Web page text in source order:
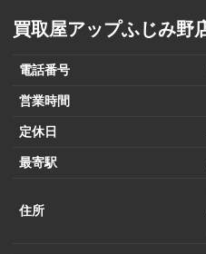
買取屋アップふじみ野
電話番号
営業時間
定休日
最寄駅
住所